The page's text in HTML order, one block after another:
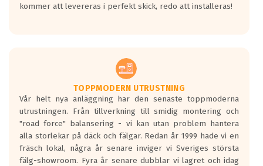
kommer att levereras i perfekt skick, redo att installeras!
TOPPMODERN UTRUSTNING
Vår helt nya anläggning har den senaste toppmoderna
utrustningen. Från tillverkning till smidig montering och
"road force" balansering - vi kan utan problem hantera
alla storlekar på däck och fälgar. Redan år 1999 hade vi en
fräsch lokal, några år senare inviger vi Sveriges största
fälg-showroom. Fyra år senare dubblar vi lagret och idag